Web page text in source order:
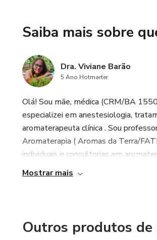
Saiba mais sobre
Dra. Viviane Barão
5 Ano Hotmarter
Olá! Sou mãe, médica (CRM/BA
especializei em anestesiologia,
aromaterapeuta clínica . Sou
Aromaterapia ( Aromas da Terra/
individuais e consultorias em
Mostrar mais
Outros produtos de